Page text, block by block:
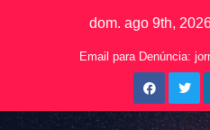
dom. ago 9th,
Email para Denúncia: